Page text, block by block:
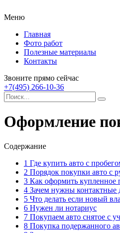
Меню
Главная
Фото работ
Полезные материалы
Контакты
Звоните прямо сейчас
+7(495) 266-10-36
Оформление
Содержание
1 Где купить авто с
2 Порядок покупки авто с
3 Как оформить купленное
4 Зачем нужны контактные
5 Что делать если новый
6 Нужен ли нотариус
7 Покупаем авто снятое с
8 Покупка подержанного